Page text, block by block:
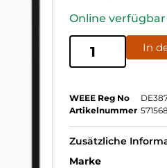
Online verfügbar
In
WEEE Reg No
Artikelnummer
Zusätzliche
Marke